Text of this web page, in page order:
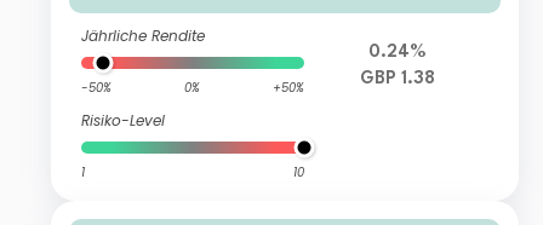
Jährliche Rendite
-50% 0% +50%
Risiko-Level
1 10
0.24%
GBP 1.38